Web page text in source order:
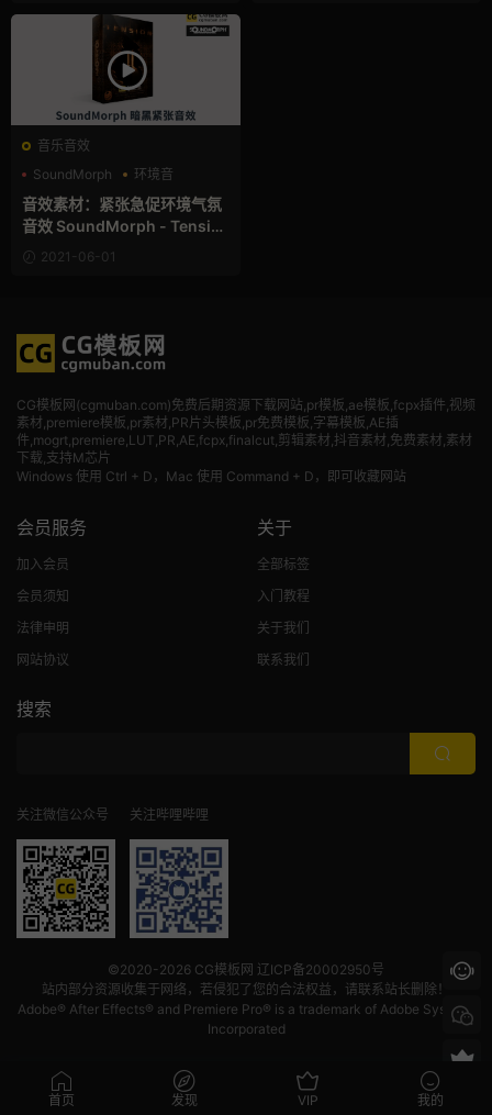
音乐音效
SoundMorph
环境音
音效
音效素材：紧张急促环境气氛
音效 SoundMorph - Tensio
n
2021-06-01
CG模板网(cgmuban.com)免费后期资源下载网站,pr模板,ae模板,fcpx插件,视频
素材,premiere模板,pr素材,PR片头模板,pr免费模板,字幕模板,AE插
件,mogrt,premiere,LUT,PR,AE,fcpx,finalcut,剪辑素材,抖音素材,免费素材,素材
下载,支持M芯片
Windows 使用 Ctrl + D，Mac 使用 Command + D，即可收藏网站
会员服务
加入会员
会员须知
法律申明
网站协议
关于
全部标签
入门教程
关于我们
联系我们
搜索
关注微信公众号 关注哔哩哔哩
©2020-2026 CG模板网 辽ICP备20002950号
站内部分资源收集于网络，若侵犯了您的合法权益，请联系站长删除！
Adobe® After Effects® and Premiere Pro® is a trademark of Adobe Systems
Incorporated
首页 发现 VIP 我的